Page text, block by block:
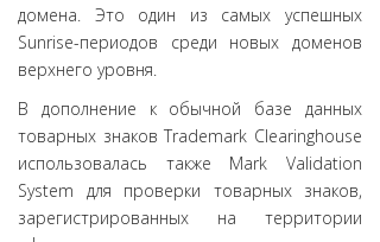
домена. Это один из самых успешных
Sunrise-периодов среди новых доменов
верхнего уровня.
В дополнение к обычной базе данных
товарных знаков Trademark Clearinghouse
использовалась также Mark Validation
System для проверки товарных знаков,
зарегистрированных на территории